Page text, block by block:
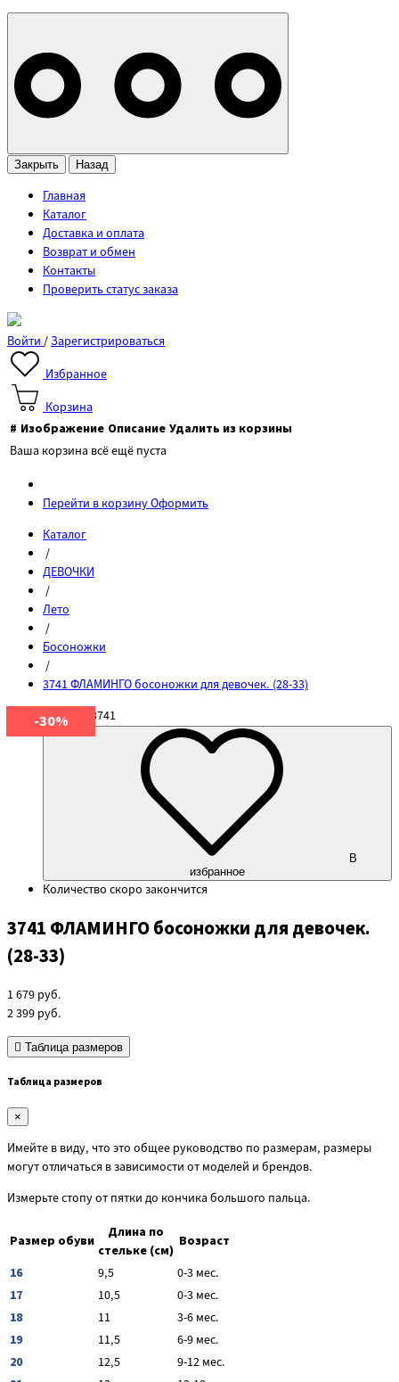
Закрыть Назад
Главная
Каталог
Доставка и оплата
Возврат и обмен
Контакты
Проверить статус заказа
Войти/Зарегистрироваться
Избранное
Корзина
# Изображение Описание Удалить из корзины
Ваша корзина всё ещё пуста
Перейти в корзинуОформить
Каталог
/
ДЕВОЧКИ
/
Лето
/
Босоножки
/
3741 ФЛАМИНГО босоножки для девочек. (28-33)
Артикул
3741
В
избранное
Количество скоро закончится
3741 ФЛАМИНГО босоножки для девочек.
(28-33)
1 679 руб.
-30%
2 399 руб.
Таблица размеров
Таблица размеров
×
Имейте в виду, что это общее руководство по размерам, размеры
могут отличаться в зависимости от моделей и брендов.
Измерьте стопу от пятки до кончика большого пальца.
Размер обуви
Длина по
стельке (см)
Возраст
16
9,5
0-3 мес.
17
10,5
0-3 мес.
18
11
3-6 мес.
19
11,5
6-9 мес.
20
12,5
9-12 мес.